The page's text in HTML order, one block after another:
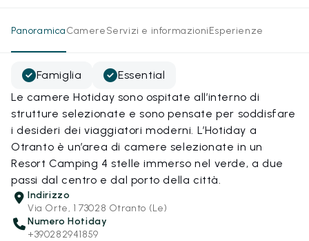
PanoramicaCamereServizi e informazioniEsperienze
Famiglia
Essential
Le camere Hotiday sono ospitate all’interno di
strutture selezionate e sono pensate per soddisfare
i desideri dei viaggiatori moderni. L’Hotiday a
Otranto è un’area di camere selezionate in un
Resort Camping 4 stelle immerso nel verde, a due
passi dal centro e dal porto della città.
Indirizzo
Via Orte, 1 73028 Otranto (Le)
Numero Hotiday
+390282941859